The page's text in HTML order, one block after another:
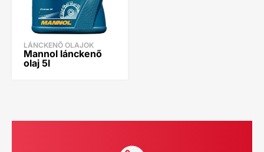
LÁNCKENŐ OLAJOK
Mannol lánckenő
olaj 5l